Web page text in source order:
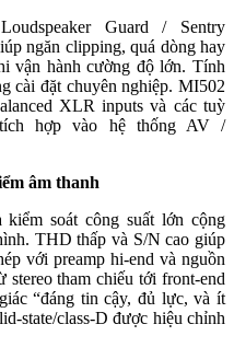
Guard / Sentry
ngăn clipping, quá dòng hay
vận hành cường độ lớn. Tính
cài đặt chuyên nghiệp. MI502
XLR inputs và các tuỳ
hợp vào hệ thống AV /
âm thanh
soát công suất lớn cộng
THD thấp và S/N cao giúp
với preamp hi-end và nguồn
tham chiếu tới front-end
“đáng tin cậy, đủ lực, và ít
state/class-D được hiệu chỉnh